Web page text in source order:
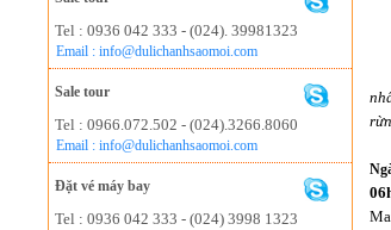
Tel : 0936 042 333 - (024). 39981323
Email : info@dulichanhsaomoi.com
Sale tour
Tel : 0966.072.502 - (024).3266.8060
Email : info@dulichanhsaomoi.com
Đặt vé máy bay
Tel : 0936 042 333 - (024) 3998 1323